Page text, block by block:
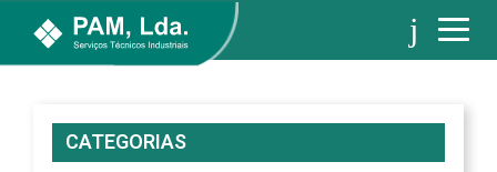
CATEGORIAS